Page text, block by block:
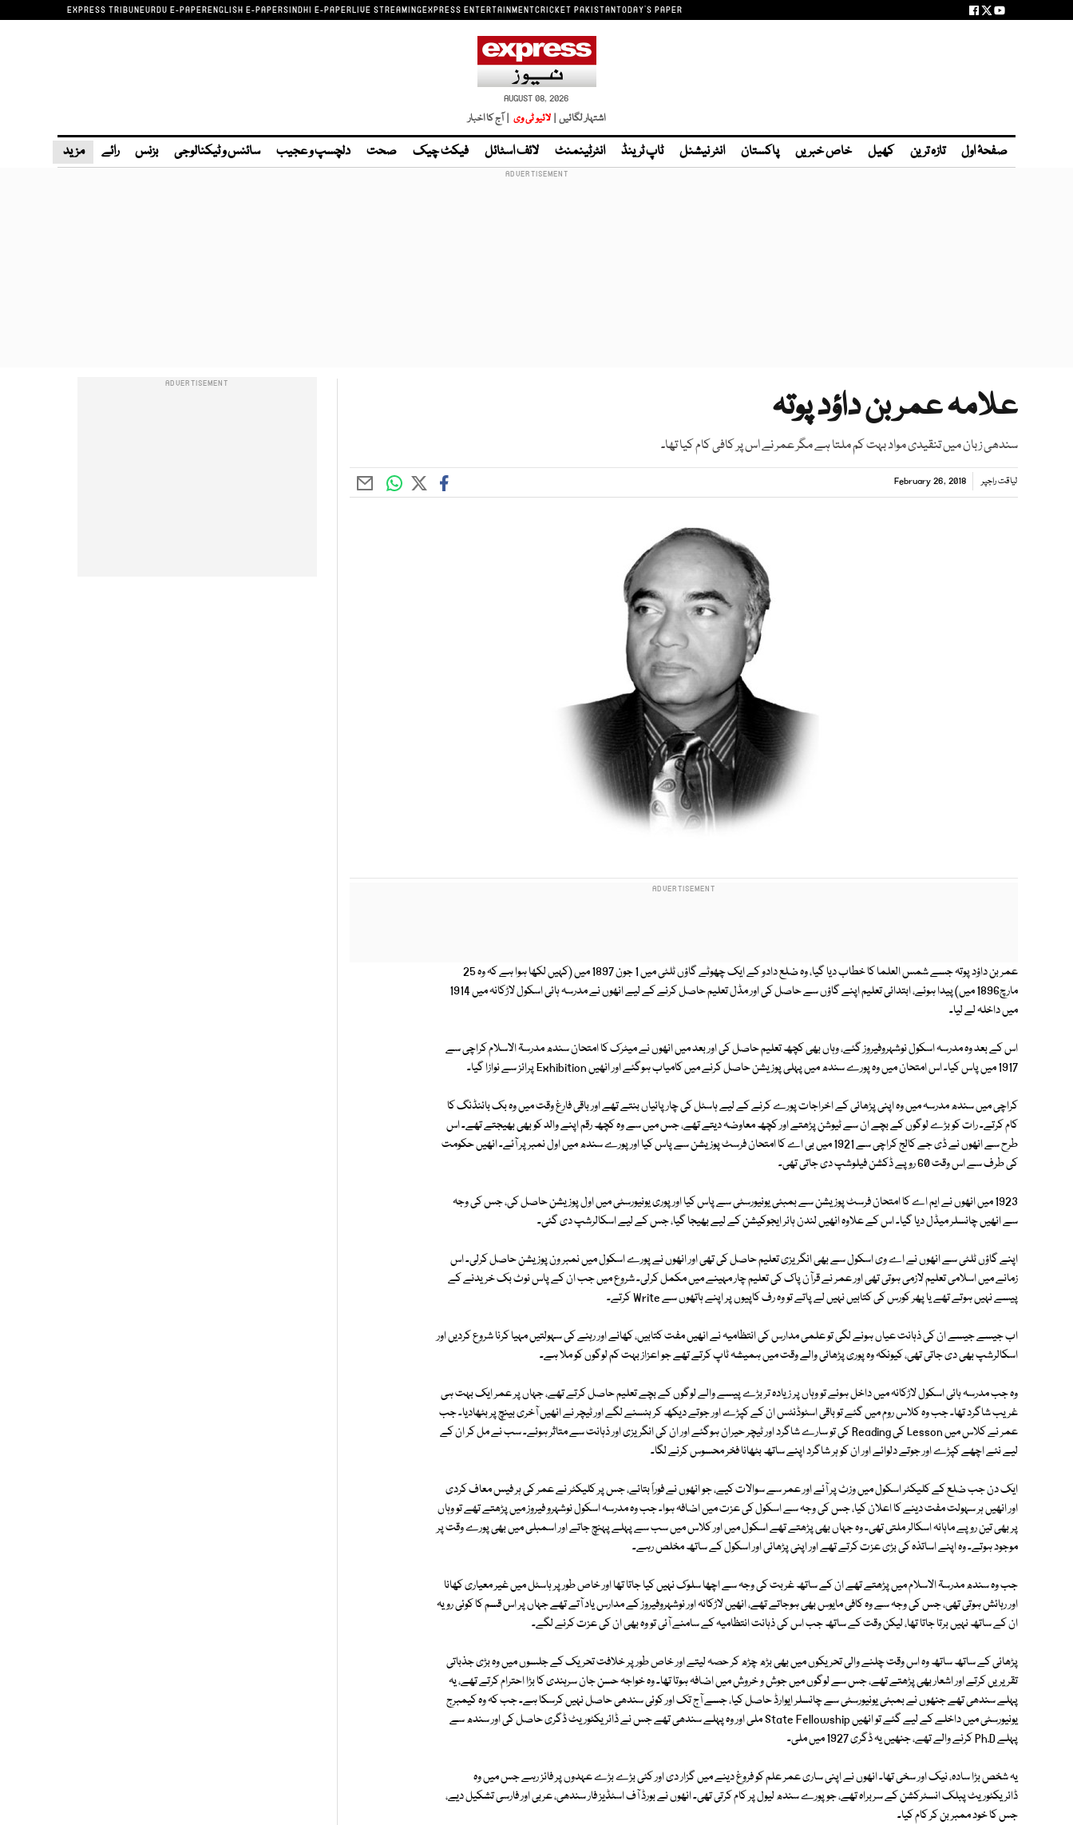
EXPRESS TRIBUNEURDU E-PAPERENGLISH E-PAPERSINDHI E-PAPERLIVE STREAMINGEXPRESS ENTERTAINMENTCRICKET PAKISTANTODAY'S PAPER
AUGUST 08, 2026
اشتہار لگائیں | لائیو ٹی وی | آج کا اخبار
صفحۂ اول تازہ ترین کھیل خاص خبریں پاکستان انٹر نیشنل ٹاپ ٹرینڈ انٹرٹینمنٹ لائف اسٹائل فیکٹ چیک صحت دلچسپ و عجیب سائنس و ٹیکنالوجی بزنس رائے مزید
علامہ عمر بن داؤد پوتہ
سندھی زبان میں تنقیدی مواد بہت کم ملتا ہے مگر عمر نے اس پر کافی کام کیا تھا۔
لیاقت راجپر February 26, 2018
عمر بن داؤد پوتہ جسے شمس العلما کا خطاب دیا گیا، وہ ضلع دادو کے ایک چھوٹے گاؤں ٹلٹی میں 1 جون 1897 میں (کہیں لکھا ہوا ہے کہ وہ 25
مارچ1896 میں) پیدا ہوئے، ابتدائی تعلیم اپنے گاؤں سے حاصل کی اور مڈل تعلیم حاصل کرنے کے لیے انھوں نے مدرسہ ہائی اسکول لاڑکانہ میں 1914
میں داخلہ لے لیا۔
اس کے بعد وہ مدرسہ اسکول نوشہروفیروز گئے، وہاں بھی کچھ تعلیم حاصل کی اور بعد میں انھوں نے میٹرک کا امتحان سندھ مدرسۃ الاسلام کراچی سے
1917 میں پاس کیا۔ اس امتحان میں وہ پورے سندھ میں پہلی پوزیشن حاصل کرنے میں کامیاب ہوگئے اور انھیں Exhibition پرائز سے نوازا گیا۔
کراچی میں سندھ مدرسہ میں وہ اپنی پڑھائی کے اخراجات پورے کرنے کے لیے ہاسٹل کی چارپائیاں بنتے تھے اور باقی فارغ وقت میں وہ بک بائنڈنگ کا
کام کرتے۔ رات کو بڑے لوگوں کے بچے ان سے ٹیوشن پڑھتے اور کچھ معاوضہ دیتے تھے، جس میں سے وہ کچھ رقم اپنے والد کو بھی بھیجتے تھے۔ اس
طرح سے انھوں نے ڈی جے کالج کراچی سے 1921 میں بی اے کا امتحان فرسٹ پوزیشن سے پاس کیا اور پورے سندھ میں اول نمبر پر آئے۔ انھیں حکومت
کی طرف سے اس وقت 60 روپے ڈکشن فیلوشپ دی جاتی تھی۔
1923 میں انھوں نے ایم اے کا امتحان فرسٹ پوزیشن سے بمبئی یونیورسٹی سے پاس کیا اور پوری یونیورسٹی میں اول پوزیشن حاصل کی، جس کی وجہ
سے انھیں چانسلر میڈل دیا گیا۔ اس کے علاوہ انھیں لندن ہائر ایجوکیشن کے لیے بھیجا گیا، جس کے لیے اسکالرشپ دی گئی۔
اپنے گاؤں ٹلٹی سے انھوں نے اے وی اسکول سے بھی انگریزی تعلیم حاصل کی تھی اور انھوں نے پورے اسکول میں نمبر ون پوزیشن حاصل کرلی۔ اس
زمانے میں اسلامی تعلیم لازمی ہوتی تھی اور عمر نے قرآن پاک کی تعلیم چار مہینے میں مکمل کرلی۔ شروع میں جب ان کے پاس نوٹ بک خریدنے کے
پیسے نہیں ہوتے تھے یا پھر کورس کی کتابیں نہیں لے پاتے تو وہ رف کاپیوں پر اپنے ہاتھوں سے Write کرتے۔
اب جیسے جیسے ان کی ذہانت عیاں ہونے لگی تو علمی مدارس کی انتظامیہ نے انھیں مفت کتابیں، کھانے اور رہنے کی سہولتیں مہیا کرنا شروع کردیں اور
اسکالرشپ بھی دی جاتی تھی، کیونکہ وہ پوری پڑھائی والے وقت میں ہمیشہ ٹاپ کرتے تھے جو اعزاز بہت کم لوگوں کو ملا ہے۔
وہ جب مدرسہ ہائی اسکول لاڑکانہ میں داخل ہوئے تو وہاں پر زیادہ تر بڑے پیسے والے لوگوں کے بچے تعلیم حاصل کرتے تھے، جہاں پر عمر ایک بہت ہی
غریب شاگرد تھا۔ جب وہ کلاس روم میں گئے تو باقی اسٹوڈنٹس ان کے کپڑے اور جوتے دیکھ کر ہنسنے لگے اور ٹیچر نے انھیں آخری بینچ پر بٹھادیا۔ جب
عمر نے کلاس میں Lesson کی Reading کی تو سارے شاگرد اور ٹیچر حیران ہوگئے اور ان کی انگریزی اور ذہانت سے متاثر ہوئے۔ سب نے مل کر ان کے
لیے نئے اچھے کپڑے اور جوتے دلوائے اور ان کو ہر شاگرد اپنے ساتھ بٹھانا فخر محسوس کرنے لگا۔
ایک دن جب ضلع کے کلیکٹر اسکول میں وزٹ پر آئے اور عمر سے سوالات کیے، جو انھوں نے فوراً بتائے، جس پر کلیکٹر نے عمر کی ہر فیس معاف کردی
اور انھیں ہر سہولت مفت دینے کا اعلان کیا، جس کی وجہ سے اسکول کی عزت میں اضافہ ہوا۔ جب وہ مدرسہ اسکول نوشہرو فیروز میں پڑھتے تھے تو وہاں
پر بھی تین روپے ماہانہ اسکالر ملتی تھی۔ وہ جہاں بھی پڑھتے تھے اسکول میں اور کلاس میں سب سے پہلے پہنچ جاتے اور اسمبلی میں بھی پورے وقت پر
موجود ہوتے۔ وہ اپنے اساتذہ کی بڑی عزت کرتے تھے اور اپنی پڑھائی اور اسکول کے ساتھ مخلص رہے۔
جب وہ سندھ مدرسۃ الاسلام میں پڑھتے تھے ان کے ساتھ غربت کی وجہ سے اچھا سلوک نہیں کیا جاتا تھا اور خاص طور پر ہاسٹل میں غیر معیاری کھانا
اور رہائش ہوتی تھی، جس کی وجہ سے وہ کافی مایوس بھی ہوجاتے تھے، انھیں لاڑکانہ اور نوشہروفیروز کے مدارس یاد آتے تھے جہاں پر اس قسم کا کوئی رویہ
ان کے ساتھ نہیں برتا جاتا تھا، لیکن وقت کے ساتھ جب اس کی ذہانت انتظامیہ کے سامنے آئی تو وہ بھی ان کی عزت کرنے لگے۔
پڑھائی کے ساتھ ساتھ وہ اس وقت چلنے والی تحریکوں میں بھی بڑھ چڑھ کر حصہ لیتے اور خاص طور پر خلافت تحریک کے جلسوں میں وہ بڑی جذباتی
تقریریں کرتے اور اشعار بھی پڑھتے تھے، جس سے لوگوں میں جوش و خروش میں اضافہ ہوتا تھا۔ وہ خواجہ حسن جان سرہندی کا بڑا احترام کرتے تھے، یہ
پہلے سندھی تھے جنھوں نے بمبئی یونیورسٹی سے چانسلر ایوارڈ حاصل کیا، جسے آج تک اور کوئی سندھی حاصل نہیں کرسکا ہے۔ جب کہ وہ کیمبرج
یونیورسٹی میں داخلے کے لیے گئے تو انھیں State Fellowship ملی اور وہ پہلے سندھی تھے جس نے ڈائریکٹوریٹ ڈگری حاصل کی اور سندھ سے
پہلے Ph.D کرنے والے تھے، جنھیں یہ ڈگری 1927 میں ملی۔
یہ شخص بڑا سادہ، نیک اور سخی تھا۔ انھوں نے اپنی ساری عمر علم کو فروغ دینے میں گزار دی اور کئی بڑے بڑے عہدوں پر فائز رہے جس میں وہ
ڈائریکٹوریٹ پبلک انسٹرکشن کے سربراہ تھے، جو پورے سندھ لیول پر کام کرتی تھی۔ انھوں نے بورڈ آف اسٹڈیز فار سندھی، عربی اور فارسی تشکیل دیے،
جس کا خود ممبر بن کر کام کیا۔